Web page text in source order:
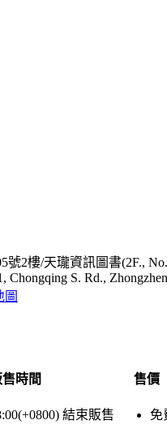
2樓/天瓏資訊圖書(2F.,
Chongqing S. Rd.,
圖
售時間 售價
結束販售 免